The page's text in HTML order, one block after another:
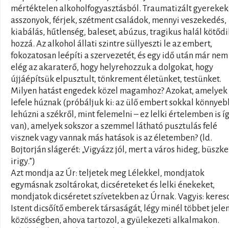
mértéktelen alkoholfogyasztásból. Traumatizált
asszonyok, férjek, szétment családok, mennyi veszekedés,
kiabálás, hűtlenség, baleset, abúzus, tragikus halál
hozzá. Az alkohol állati szintre süllyeszti le az embert,
fokozatosan leépíti a szervezetét, és egy idő után már
elég az akaraterő, hogy helyrehozzuk a dolgokat, hogy
újjáépítsük elpusztult, tönkrement életünket, testünket.
Milyen hatást engedek közel magamhoz? Azokat, amelyek
lefele húznak (próbáljuk ki: az ülő embert sokkal
lehúzni a székről, mint felemelni – ez lelki értelemben is
van), amelyek sokszor a szemmel látható pusztulás felé
visznek vagy vannak más hatások is az életemben? (ld.
Bojtorján slágerét: „Vigyázz jól, mert a város hideg, büszke
irigy.”)
Azt mondja az Úr: teljetek meg Lélekkel, mondjatok
egymásnak zsoltárokat, dicséreteket és lelki énekeket,
mondjatok dicséretet szívetekben az Úrnak. Vagyis:
Istent dicsőítő emberek társaságát, légy minél többet
közösségben, ahova tartozol, a gyülekezeti alkalmakon.